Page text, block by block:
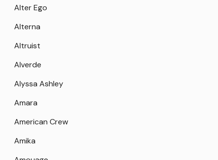
Alter Ego
Alterna
Altruist
Alverde
Alyssa Ashley
Amara
American Crew
Amika